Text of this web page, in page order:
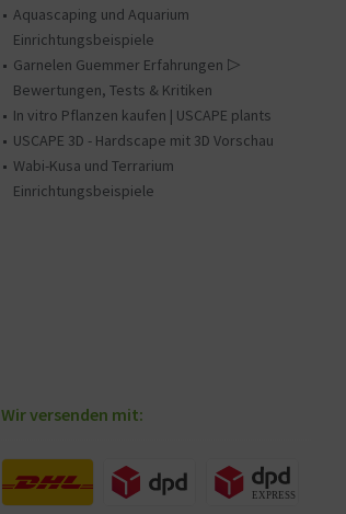
Aquascaping und Aquarium
Einrichtungsbeispiele
Garnelen Guemmer Erfahrungen ▷
Bewertungen, Tests & Kritiken
In vitro Pflanzen kaufen | USCAPE plants
USCAPE 3D - Hardscape mit 3D Vorschau
Wabi-Kusa und Terrarium
Einrichtungsbeispiele
Wir versenden mit: